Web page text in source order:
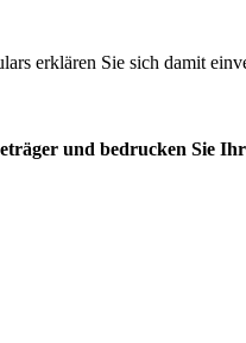
erklären Sie sich damit
und bedrucken Sie